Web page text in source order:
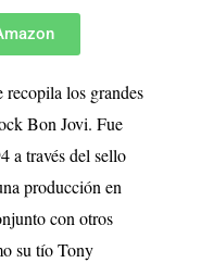
recopila los grandes
Bon Jovi. Fue
a través del sello
producción en
con otros
su tío Tony